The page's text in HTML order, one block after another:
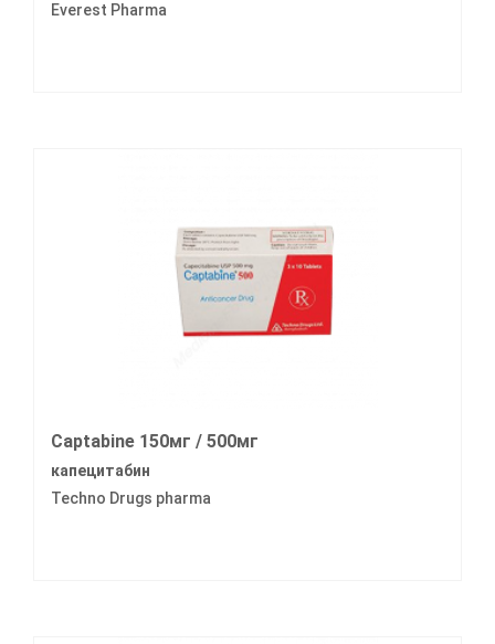
Everest Pharma
Captabine 150мг / 500мг
капецитабин
Techno Drugs pharma